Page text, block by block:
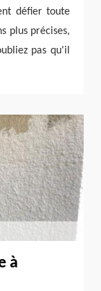
défier toute
plus précises,
pas qu'il
à